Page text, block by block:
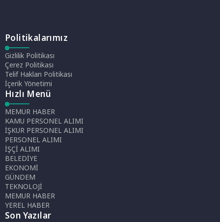
Politikalarımız
Gizlilik Politikası
Çerez Politikası
Telif Hakları Politikası
İçerik Yönetimi
Hızlı Menü
MEMUR HABER
KAMU PERSONEL ALIMI
İŞKUR PERSONEL ALIMI
PERSONEL ALIMI
İŞÇİ ALIMI
BELEDİYE
EKONOMİ
GÜNDEM
TEKNOLOJİ
MEMUR HABER
YEREL HABER
Son Yazılar